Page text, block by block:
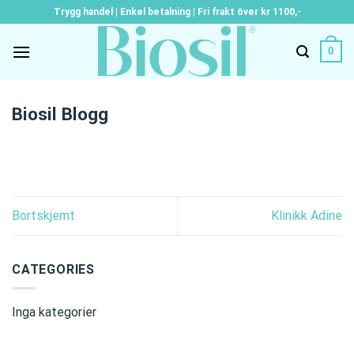
to
content
Trygg handel | Enkel betalning | Fri frakt över kr 1100,-
0
Biosil Blogg
Bortskjemt Klinikk Adine
CATEGORIES
Inga kategorier